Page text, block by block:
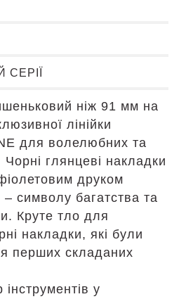
ніж 91 мм на
лінійки
для волелюбних та
Чорні глянцеві накладки
друком
– символу багатства та
Круте тло для
накладки, які були
перших складаних
у